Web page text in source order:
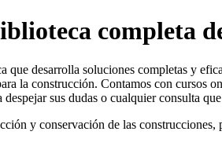
completa
que desarrolla soluciones completas y
la construcción. Contamos con cursos
sus dudas o cualquier consulta
y conservación de las